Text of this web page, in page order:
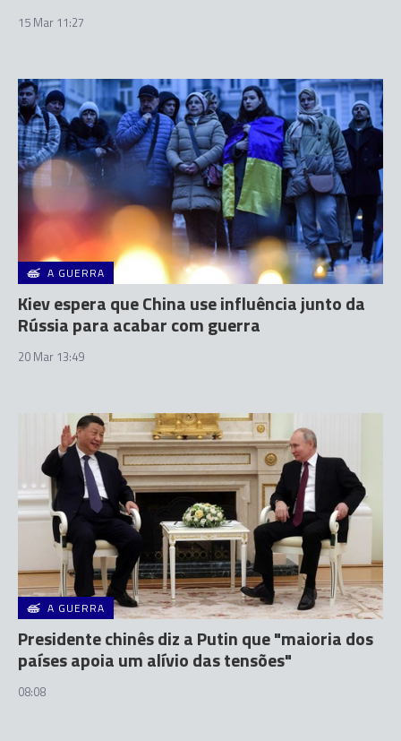
15 Mar 11:27
A GUERRA
Kiev espera que China use influência junto da
Rússia para acabar com guerra
20 Mar 13:49
A GUERRA
Presidente chinês diz a Putin que "maioria dos
países apoia um alívio das tensões"
08:08